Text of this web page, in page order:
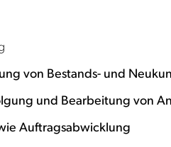
von Bestands- und
und Bearbeitung von
Auftragsabwicklung